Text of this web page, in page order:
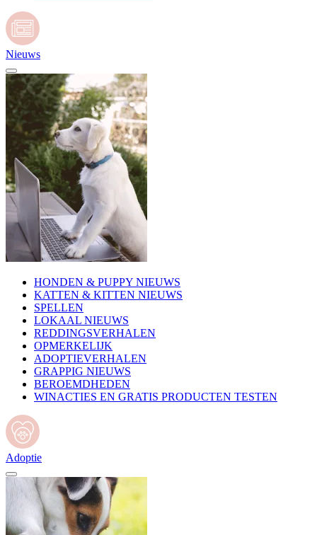
Nieuws
HONDEN & PUPPY NIEUWS
KATTEN & KITTEN NIEUWS
SPELLEN
LOKAAL NIEUWS
REDDINGSVERHALEN
OPMERKELIJK
ADOPTIEVERHALEN
GRAPPIG NIEUWS
BEROEMDHEDEN
WINACTIES EN GRATIS PRODUCTEN TESTEN
Adoptie